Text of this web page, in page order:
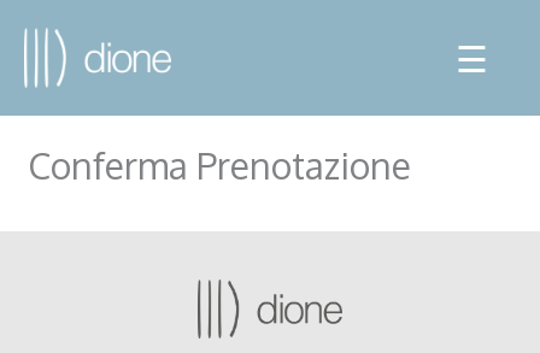
☰
Conferma Prenotazione